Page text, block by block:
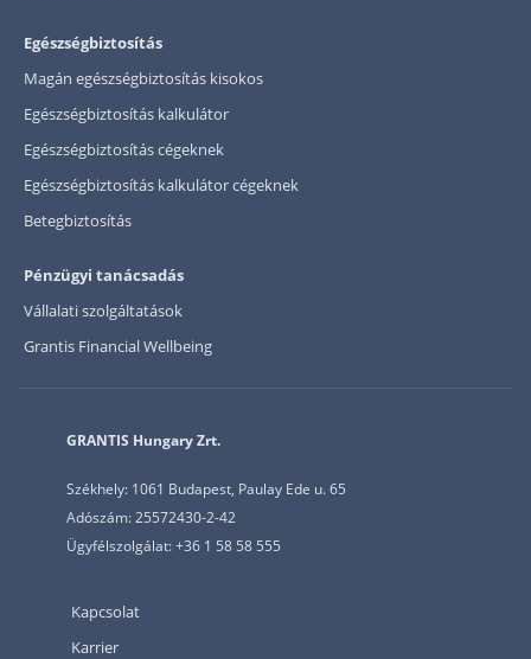
Egészségbiztosítás
Magán egészségbiztosítás kisokos
Egészségbiztosítás kalkulátor
Egészségbiztosítás cégeknek
Egészségbiztosítás kalkulátor cégeknek
Betegbiztosítás
Pénzügyi tanácsadás
Vállalati szolgáltatások
Grantis Financial Wellbeing
GRANTIS Hungary Zrt.
Székhely: 1061 Budapest, Paulay Ede u. 65
Adószám: 25572430-2-42
Ügyfélszolgálat: +36 1 58 58 555
Kapcsolat
Karrier